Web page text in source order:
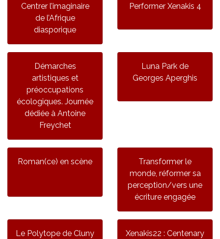
Centrer l’imaginaire
de l’Afrique
diasporique
Performer Xenakis 4
Démarches
artistiques et
préoccupations
écologiques. Journée
dédiée à Antoine
Freychet
Luna Park de
Georges Aperghis
Roman(ce) en scène
Transformer le
monde, réformer sa
perception/vers une
écriture engagée
Le Polytope de Cluny
Xenakis22 : Centenary